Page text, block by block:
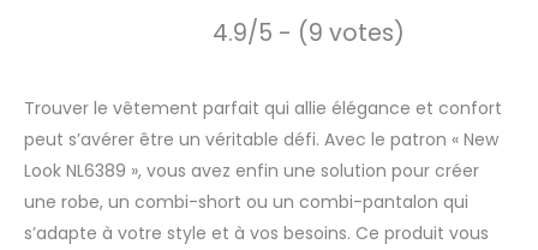
4.9/5 - (9 votes)
Trouver le vêtement parfait qui allie élégance et confort
peut s’avérer être un véritable défi. Avec le patron « New
Look NL6389 », vous avez enfin une solution pour créer
une robe, un combi-short ou un combi-pantalon qui
s’adapte à votre style et à vos besoins. Ce produit vous